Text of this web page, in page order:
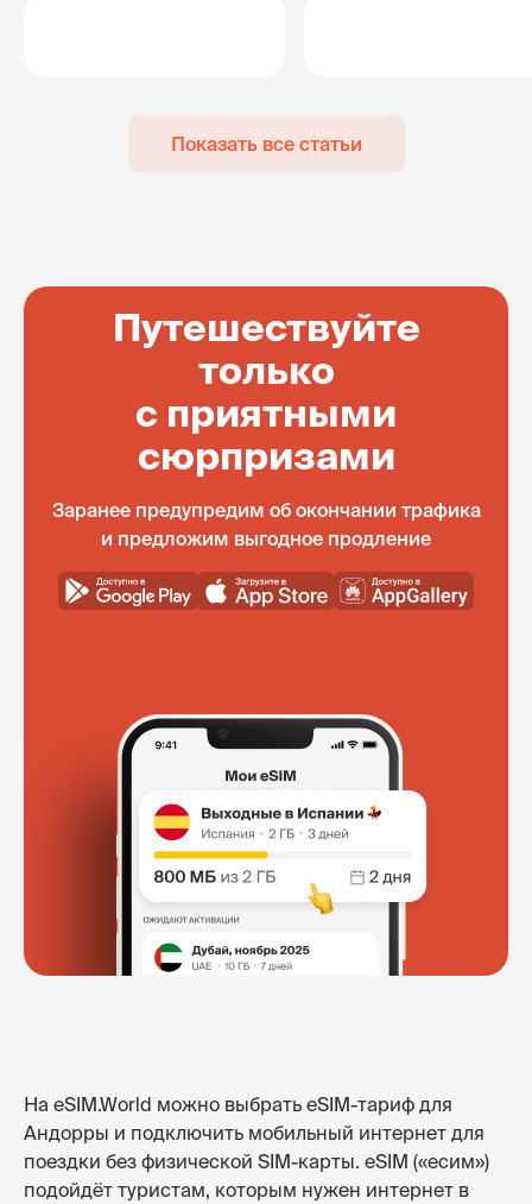
Показать все статьи
Путешествуйте
только
с приятными
сюрпризами
Заранее предупредим об окончании трафика
и предложим выгодное продление
На eSIM.World можно выбрать eSIM-тариф для
Андорры и подключить мобильный интернет для
поездки без физической SIM-карты. eSIM («есим»)
подойдёт туристам, которым нужен интернет в